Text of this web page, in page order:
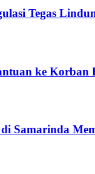
Tegas
ke Korban
Samarinda